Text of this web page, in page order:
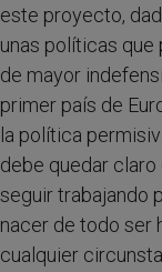
este proyecto,
unas políticas que
de mayor
primer país de
la política
debe quedar claro
seguir trabajando
nacer de todo ser
cualquier